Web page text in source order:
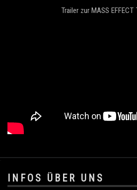
Trailer zur MASS EFFECT
.
INFOS ÜBER UNS